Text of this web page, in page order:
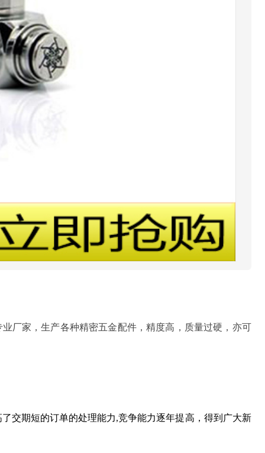
业厂家，生产各种精密五金配件，精度高，质量过硬，亦可
了交期短的订单的处理能力,竞争能力逐年提高，得到广大新